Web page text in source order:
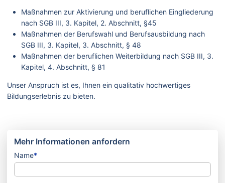
Maßnahmen zur Aktivierung und beruflichen Eingliederung
nach SGB III, 3. Kapitel, 2. Abschnitt, §45
Maßnahmen der Berufswahl und Berufsausbildung nach
SGB III, 3. Kapitel, 3. Abschnitt, § 48
Maßnahmen der beruflichen Weiterbildung nach SGB III, 3.
Kapitel, 4. Abschnitt, § 81
Unser Anspruch ist es, Ihnen ein qualitativ hochwertiges
Bildungserlebnis zu bieten.
Mehr Informationen anfordern
Name*